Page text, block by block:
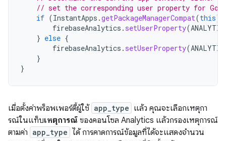
// set the corresponding user property for
if (InstantApps .getPackageManagerCompat(this).
firebaseAnalytics . setUserProperty(
} else {
firebaseAnalytics . setUserProperty(
}
}
เมื่อตั้งค่าพร็อพเพอร์ตี้ผู้ใช้ app_type แล้ว คุณจะเลือกเหตุกา
รณ์ในแท็บเหตุการณ์ ของคอนโซล Analytics แล้วกรองเหตุการณ์
ตามค่า app_type ได้ การคาดการณ์ข้อมูลที่ได้จะแสดงจำนวน